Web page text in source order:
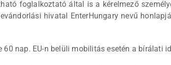
foglalkoztató által is a kérelmező
hivatal EnterHungary nevű
60 nap. EU-n belüli mobilitás esetén a bírálati